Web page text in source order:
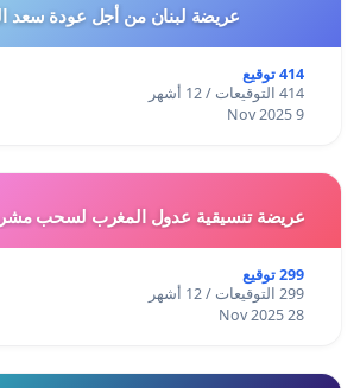
عريضة لبنان من أجل عودة سعد
414 توقيع
414 التوقيعات / 12 أشهر
9 Nov 2025
عريضة تنسيقية عدول المغرب لسحب مشروع
299 توقيع
299 التوقيعات / 12 أشهر
28 Nov 2025